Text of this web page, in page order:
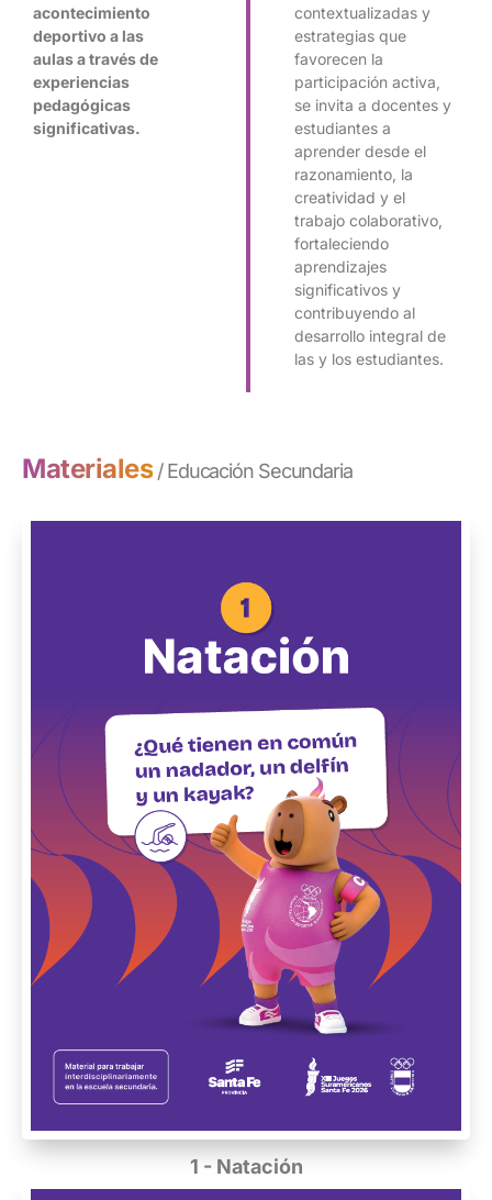
acontecimiento
deportivo a las
aulas a través de
experiencias
pedagógicas
significativas.
contextualizadas y
estrategias que
favorecen la
participación activa,
se invita a docentes y
estudiantes a
aprender desde el
razonamiento, la
creatividad y el
trabajo colaborativo,
fortaleciendo
aprendizajes
significativos y
contribuyendo al
desarrollo integral de
las y los estudiantes.
Materiales / Educación Secundaria
1 - Natación